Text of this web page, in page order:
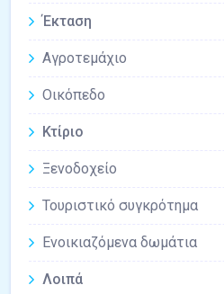
Έκταση
Αγροτεμάχιο
Οικόπεδο
Κτίριο
Ξενοδοχείο
Τουριστικό συγκρότημα
Ενοικιαζόμενα δωμάτια
Λοιπά